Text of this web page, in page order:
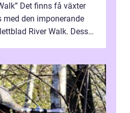
Det finns få växter
den imponerande
River Walk. Dess